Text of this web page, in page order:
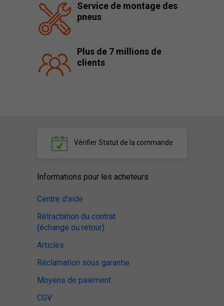
Service de montage des
pneus
Plus de 7 millions de
clients
VérifierStatut de la commande
Informations pour les acheteurs
Centre d'aide
Rétractation du contrat
(échange ou retour)
Articles
Réclamation sous garantie
Moyens de paiement
CGV